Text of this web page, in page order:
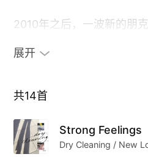
2010年之后，一波新的朋
的方式以朋克的方式表达出
来源于：为你自己而思考
社会来告诉自己生活本质的
展开
共14首
Strong Feelings
Dry Cleaning / New